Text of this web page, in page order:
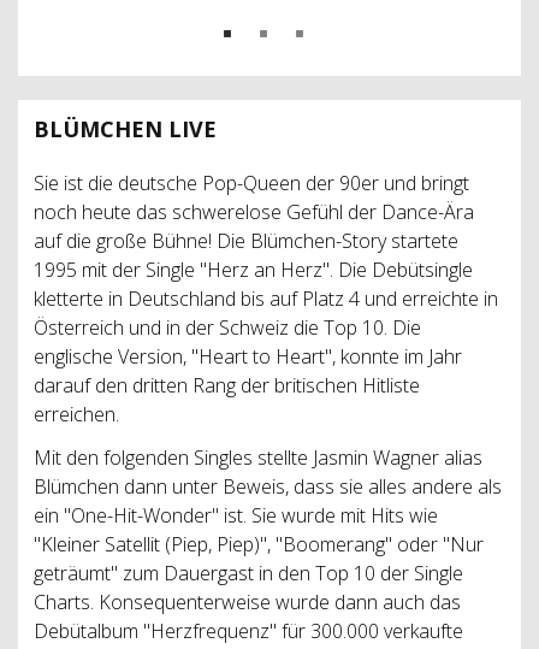
BLÜMCHEN LIVE
Sie ist die deutsche Pop-Queen der 90er und bringt
noch heute das schwerelose Gefühl der Dance-Ära
auf die große Bühne! Die Blümchen-Story startete
1995 mit der Single "Herz an Herz". Die Debütsingle
kletterte in Deutschland bis auf Platz 4 und erreichte in
Österreich und in der Schweiz die Top 10. Die
englische Version, "Heart to Heart", konnte im Jahr
darauf den dritten Rang der britischen Hitliste
erreichen.
Mit den folgenden Singles stellte Jasmin Wagner alias
Blümchen dann unter Beweis, dass sie alles andere als
ein "One-Hit-Wonder" ist. Sie wurde mit Hits wie
"Kleiner Satellit (Piep, Piep)", "Boomerang" oder "Nur
geträumt" zum Dauergast in den Top 10 der Single
Charts. Konsequenterweise wurde dann auch das
Debütalbum "Herzfrequenz" für 300.000 verkaufte